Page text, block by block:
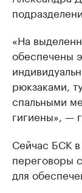
«На
обеспечены
рюкзаками,
спальными
гигиены», —
Сейчас БСК
переговоры
для